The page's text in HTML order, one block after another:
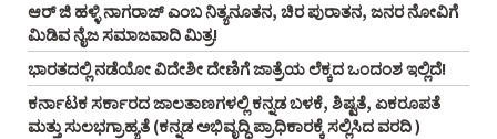
ಆರ್‌ ಜಿ ಹಳ್ಳಿ ನಾಗರಾಜ್‌ ಎಂಬ ನಿತ್ಯನೂತನ, ಚಿರ ಪುರಾತನ, ಜನರ ನೋವಿಗೆ
ಮಿಡಿವ ನೈಜ ಸಮಾಜವಾದಿ ಮಿತ್ರ!
ಭಾರತದಲ್ಲಿ ನಡೆಯೋ ವಿದೇಶೀ ದೇಣಿಗೆ ಜಾತ್ರೆಯ ಲೆಕ್ಕದ ಒಂದಂಶ ಇಲ್ಲಿದೆ!
ಕರ್ನಾಟಕ ಸರ್ಕಾರದ ಜಾಲತಾಣಗಳಲ್ಲಿ ಕನ್ನಡ ಬಳಕೆ, ಶಿಷ್ಟತೆ, ಏಕರೂಪತೆ
ಮತ್ತು ಸುಲಭಗ್ರಾಹ್ಯತೆ (ಕನ್ನಡ ಅಭಿವೃದ್ಧಿ ಪ್ರಾಧಿಕಾರಕ್ಕೆ ಸಲ್ಲಿಸಿದ ವರದಿ )